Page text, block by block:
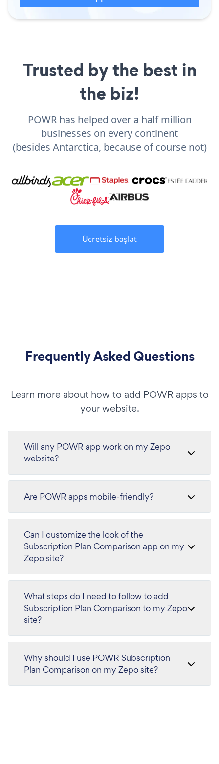
Trusted by the best in
the biz!
POWR has helped over a half million
businesses on every continent
(besides Antarctica, because of course not)
Ücretsiz başlat
Frequently Asked Questions
Learn more about how to add POWR apps to
your website.
Will any POWR app work on my Zepo
website?
Are POWR apps mobile-friendly?
Can I customize the look of the
Subscription Plan Comparison app on my
Zepo site?
What steps do I need to follow to add
Subscription Plan Comparison to my Zepo
site?
Why should I use POWR Subscription
Plan Comparison on my Zepo site?